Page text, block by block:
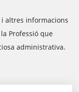
altres informacions
Professió que
administrativa.